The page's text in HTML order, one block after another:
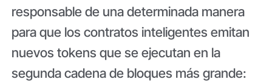
responsable de una determinada manera
para que los contratos inteligentes emitan
nuevos tokens que se ejecutan en la
segunda cadena de bloques más grande: